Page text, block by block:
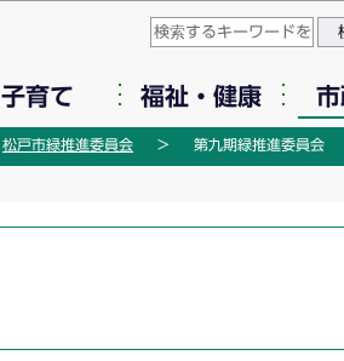
このページの本文へ移動
子育て 福祉・健康
松戸市緑推進委員会 第九期緑推進委員会